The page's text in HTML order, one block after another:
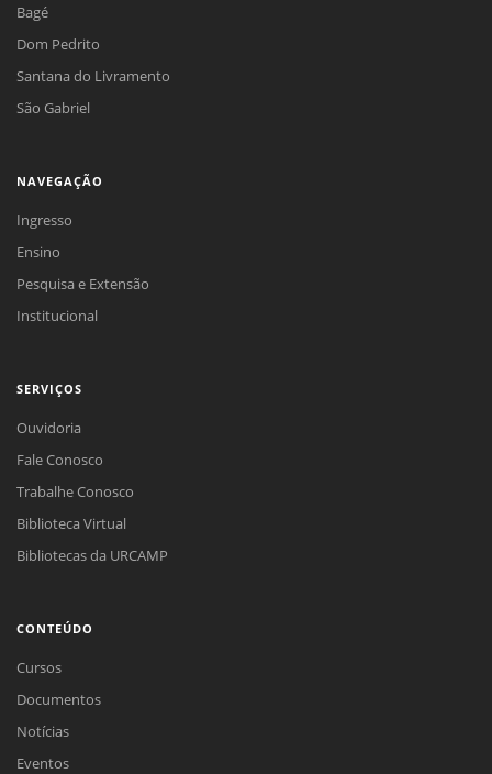
Bagé
Dom Pedrito
Santana do Livramento
São Gabriel
NAVEGAÇÃO
Ingresso
Ensino
Pesquisa e Extensão
Institucional
SERVIÇOS
Ouvidoria
Fale Conosco
Trabalhe Conosco
Biblioteca Virtual
Bibliotecas da URCAMP
CONTEÚDO
Cursos
Documentos
Notícias
Eventos